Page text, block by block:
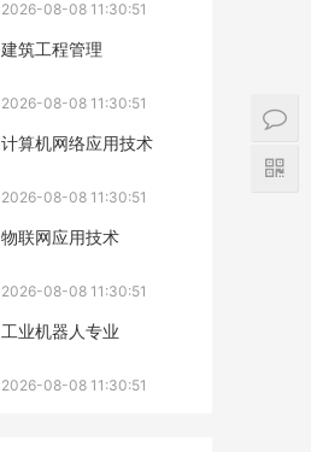
2026-08-08 11:30:51
建筑工程管理
2026-08-08 11:30:51
计算机网络应用技术
2026-08-08 11:30:51
物联网应用技术
2026-08-08 11:30:51
工业机器人专业
2026-08-08 11:30:51